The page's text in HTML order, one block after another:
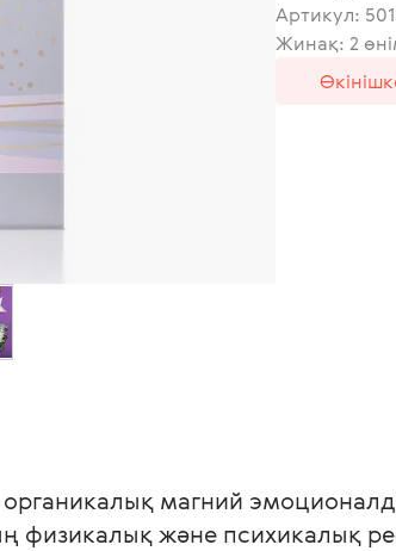
Артикул:
Жинақ: 2
магний
физикалық және психикалық